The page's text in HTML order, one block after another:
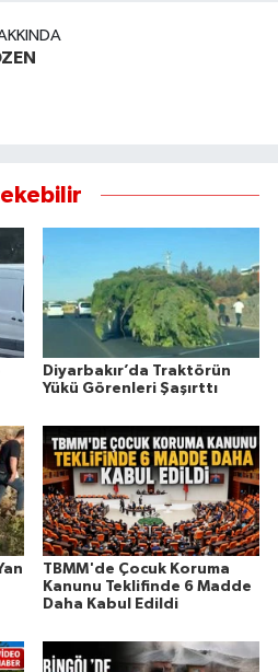
Diyarbakır’da Traktörün
Yükü Görenleri Şaşırttı
TBMM'de Çocuk Koruma
Kanunu Teklifinde 6 Madde
Daha Kabul Edildi